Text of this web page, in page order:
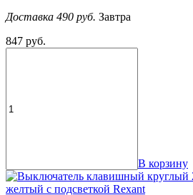
Доставка 490 руб. Завтра
847 руб.
В корзину